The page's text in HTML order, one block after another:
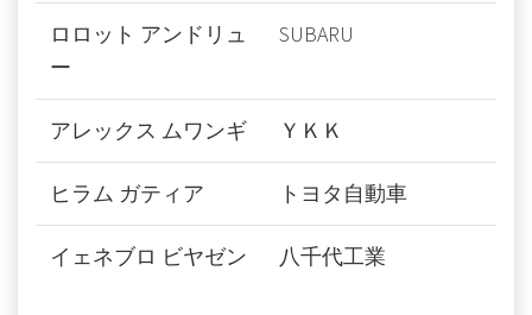
ロロット アンドリュ
ー
SUBARU
アレックス ムワンギ ＹＫＫ
ヒラム ガティア トヨタ自動車
イェネブロ ビヤゼン 八千代工業